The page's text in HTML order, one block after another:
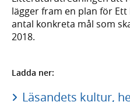
lägger fram en plan för
antal konkreta mål som
2018.
Ladda ner:
Läsandets kultur,